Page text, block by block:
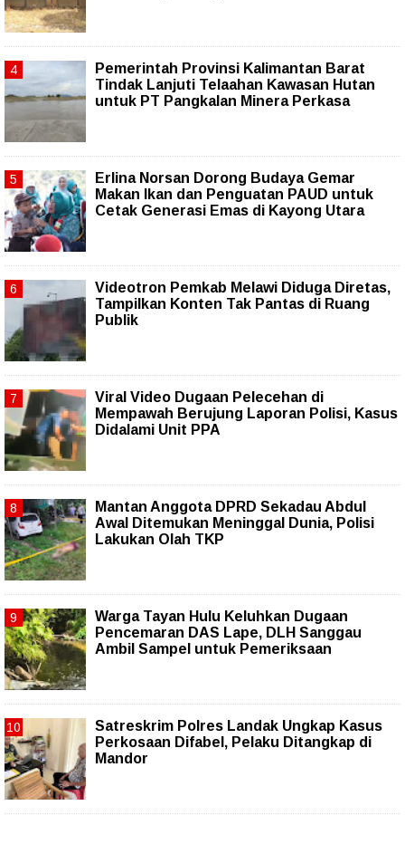
Pemerintah Provinsi Kalimantan Barat
Tindak Lanjuti Telaahan Kawasan Hutan
untuk PT Pangkalan Minera Perkasa
Erlina Norsan Dorong Budaya Gemar
Makan Ikan dan Penguatan PAUD untuk
Cetak Generasi Emas di Kayong Utara
Videotron Pemkab Melawi Diduga Diretas,
Tampilkan Konten Tak Pantas di Ruang
Publik
Viral Video Dugaan Pelecehan di
Mempawah Berujung Laporan Polisi, Kasus
Didalami Unit PPA
Mantan Anggota DPRD Sekadau Abdul
Awal Ditemukan Meninggal Dunia, Polisi
Lakukan Olah TKP
Warga Tayan Hulu Keluhkan Dugaan
Pencemaran DAS Lape, DLH Sanggau
Ambil Sampel untuk Pemeriksaan
Satreskrim Polres Landak Ungkap Kasus
Perkosaan Difabel, Pelaku Ditangkap di
Mandor